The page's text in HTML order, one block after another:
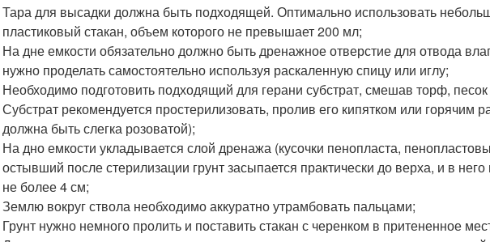
Тара для высадки должна быть подходящей. Оптимально использовать
пластиковый стакан, объем которого не превышает 200 мл;
На дне емкости обязательно должно быть дренажное отверстие для отвода
нужно проделать самостоятельно используя раскаленную спицу или иглу;
Необходимо подготовить подходящий для герани субстрат, смешав торф,
Субстрат рекомендуется простерилизовать, пролив его кипятком или горячим
должна быть слегка розоватой);
На дно емкости укладывается слой дренажа (кусочки пенопласта,
остывший после стерилизации грунт засыпается практически до верха, и в
не более 4 см;
Землю вокруг ствола необходимо аккуратно утрамбовать пальцами;
Грунт нужно немного пролить и поставить стакан с черенком в притененное